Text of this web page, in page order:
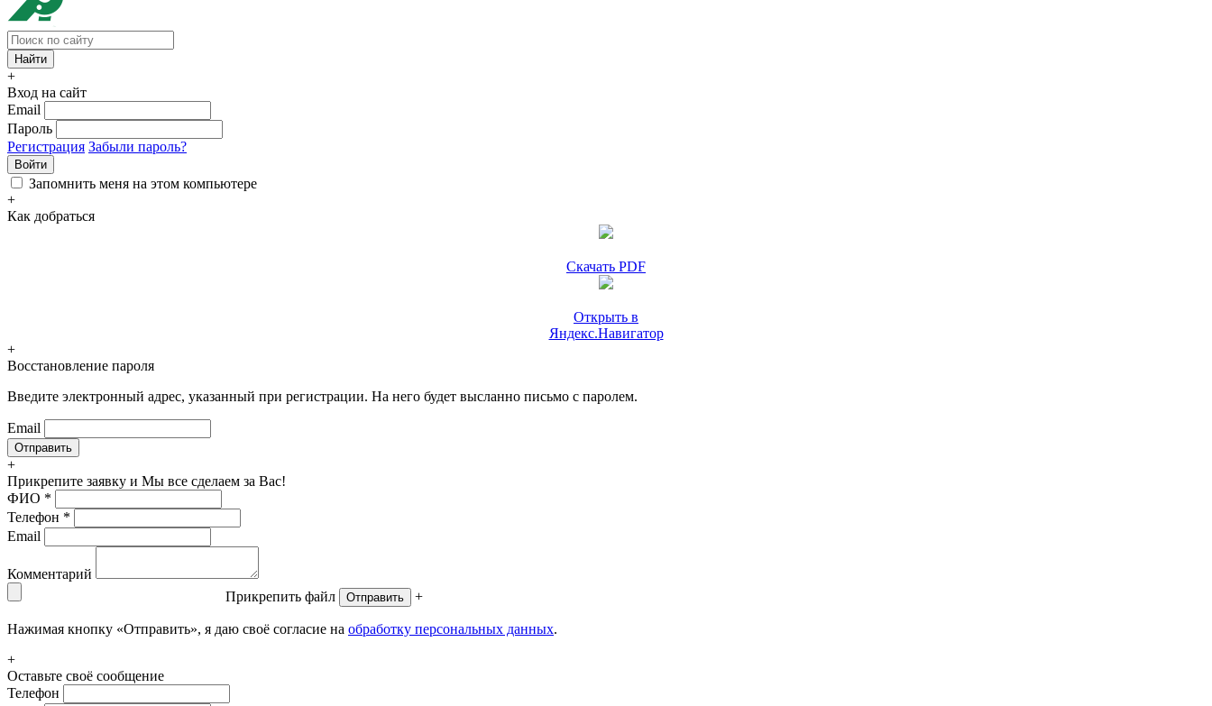
+
Вход на сайт
Email
Пароль
Регистрация Забыли пароль?
Войти
Запомнить меня на этом компьютере
+
Как добраться
Скачать PDF
Открыть в
Яндекс.Навигатор
+
Восстановление пароля
Введите электронный адрес, указанный при регистрации. На него будет высланно письмо с паролем.
Email
+
Прикрепите заявку и Мы все сделаем за Вас!
ФИО *
Телефон *
Email
Комментарий
Прикрепить файл
Отправить +
Нажимая кнопку «Отправить», я даю своё согласие на обработку персональных данных.
+
Оставьте своё сообщение
Телефон